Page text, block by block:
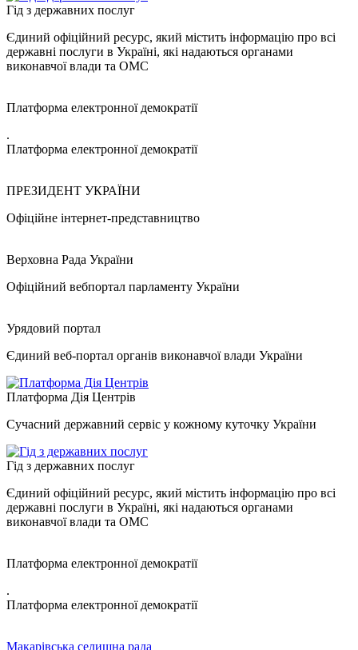
Гід з державних послуг
Єдиний офіційний ресурс, який містить інформацію про всі
державні послуги в Україні, які надаються органами
виконавчої влади та ОМС
Платформа електронної демократії
.
Платформа електронної демократії
ПРЕЗИДЕНТ УКРАЇНИ
Офіційне інтернет-представництво
Верховна Рада України
Офіційний вебпортал парламенту України
Урядовий портал
Єдиний веб-портал органів виконавчої влади України
Платформа Дія Центрів
Сучасний державний сервіс у кожному куточку України
Гід з державних послуг
Єдиний офіційний ресурс, який містить інформацію про всі
державні послуги в Україні, які надаються органами
виконавчої влади та ОМС
Платформа електронної демократії
.
Платформа електронної демократії
Макарівська селищна рада